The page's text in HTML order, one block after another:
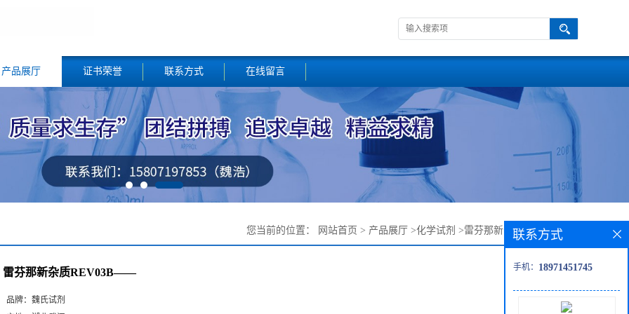
产品展厅 证书荣誉 联系方式 在线留言
您当前的位置： 网站首页 > 产品展厅 >化学试剂 >雷芬那新杂质REV03B——
雷芬那新杂质REV03B——
品牌： 魏氏试剂
联系方式
手机： 18971451745